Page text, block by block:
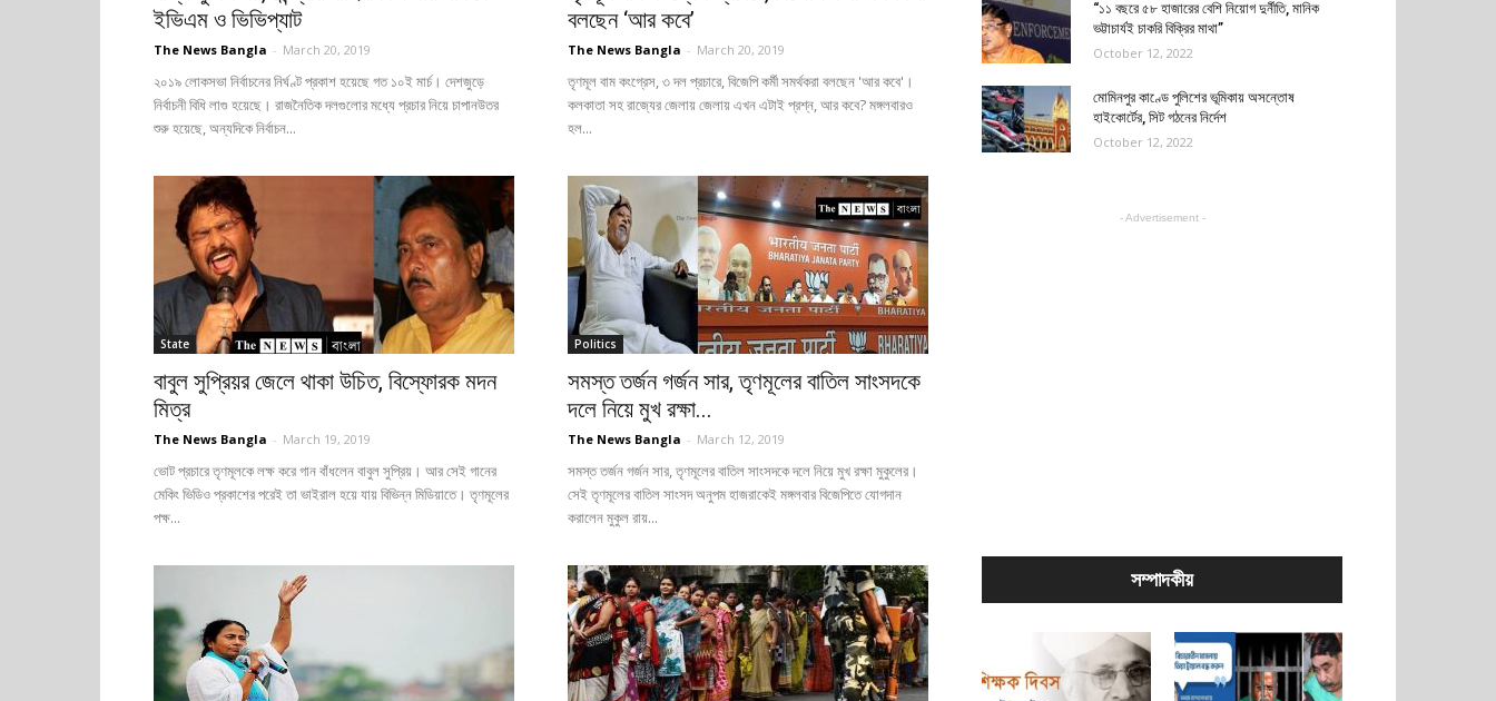
ইভিএম ও ভিভিপ্যাট
The News Bangla - March 20, 2019
২০১৯ লোকসভা নির্বাচনের নির্ঘণ্ট প্রকাশ হয়েছে গত ১০ই মার্চ। দেশজুড়ে
নির্বাচনী বিধি লাগু হয়েছে। রাজনৈতিক দলগুলোর মধ্যে প্রচার নিয়ে চাপানউতর
শুরু হয়েছে, অন্যদিকে নির্বাচন...
বলছেন ‘আর কবে’
The News Bangla - March 20, 2019
তৃণমূল বাম কংগ্রেস, ৩ দল প্রচারে, বিজেপি কর্মী সমর্থকরা বলছেন 'আর কবে'।
কলকাতা সহ রাজ্যের জেলায় জেলায় এখন এটাই প্রশ্ন, আর কবে? মঙ্গলবারও
হল...
State
বাবুল সুপ্রিয়র জেলে থাকা উচিত, বিস্ফোরক মদন
মিত্র
The News Bangla - March 19, 2019
ভোট প্রচারে তৃণমূলকে লক্ষ করে গান বাঁধলেন বাবুল সুপ্রিয়। আর সেই গানের
মেকিং ভিডিও প্রকাশের পরেই তা ভাইরাল হয়ে যায় বিভিন্ন মিডিয়াতে। তৃণমূলের
পক্ষ...
Politics
সমস্ত তর্জন গর্জন সার, তৃণমূলের বাতিল সাংসদকে
দলে নিয়ে মুখ রক্ষা...
The News Bangla - March 12, 2019
সমস্ত তর্জন গর্জন সার, তৃণমূলের বাতিল সাংসদকে দলে নিয়ে মুখ রক্ষা মুকুলের।
সেই তৃণমূলের বাতিল সাংসদ অনুপম হাজরাকেই মঙ্গলবার বিজেপিতে যোগদান
করালেন মুকুল রায়...
“১১ বছরে ৫৮ হাজারের বেশি নিয়োগ দুর্নীতি, মানিক
ভট্টাচার্যই চাকরি বিক্রির মাথা”
October 12, 2022
মোমিনপুর কাণ্ডে পুলিশের ভূমিকায় অসন্তোষ
হাইকোর্টের, সিট গঠনের নির্দেশ
October 12, 2022
- Advertisement -
সম্পাদকীয়